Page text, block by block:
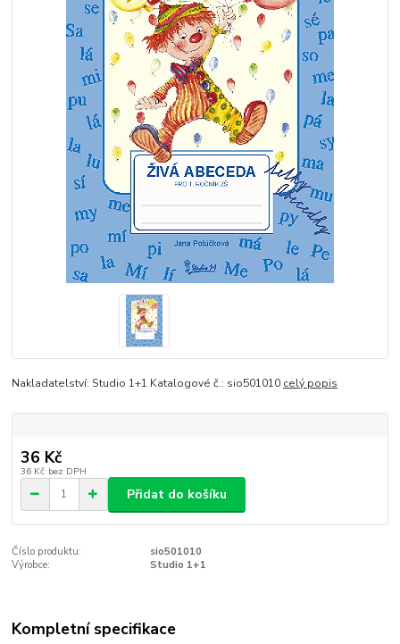
Nakladatelství: Studio 1+1 Katalogové č.: sio501010 celý popis
36 Kč
36 Kč bez DPH
Přidat do košíku
Číslo produktu:
sio501010
Výrobce:
Studio 1+1
Kompletní specifikace